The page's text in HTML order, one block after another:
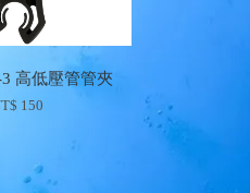
高低壓管管夾
150